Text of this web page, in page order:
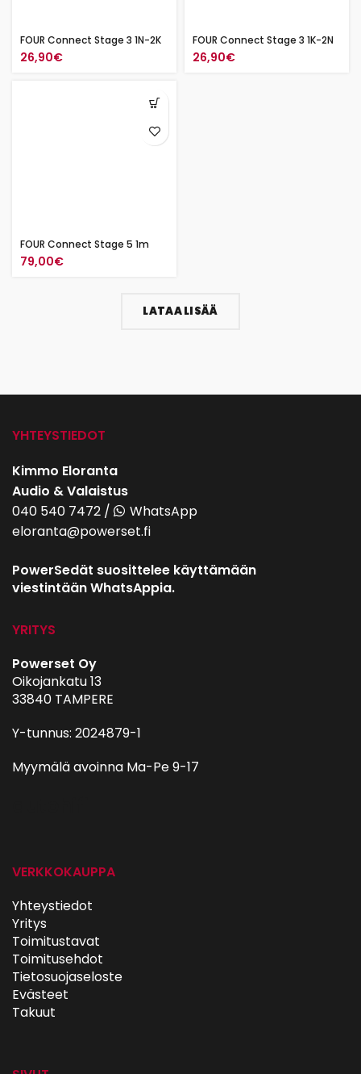
FOUR Connect Stage 3 1N-2K
26,90€
FOUR Connect Stage 3 1K-2N
26,90€
FOUR Connect Stage 5 1m
79,00€
LATAA LISÄÄ
YHTEYSTIEDOT
Kimmo Eloranta
Audio & Valaistus
040 540 7472 /
WhatsApp
eloranta@powerset.fi
PowerSedät suosittelee käyttämään
viestintään WhatsAppia.
YRITYS
Powerset Oy
Oikojankatu 13
33840 TAMPERE
Y-tunnus: 2024879-1
Myymälä avoinna Ma-Pe 9-17
VERKKOKAUPPA
Yhteystiedot
Yritys
Toimitustavat
Toimitusehdot
Tietosuojaseloste
Evästeet
Takuut